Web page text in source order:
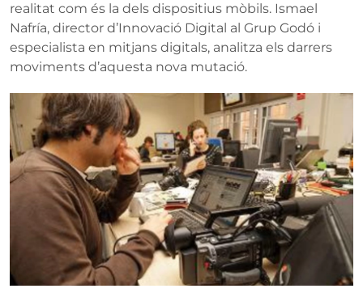
realitat com és la dels dispositius mòbils. Ismael
Nafría, director d’Innovació Digital al Grup Godó i
especialista en mitjans digitals, analitza els darrers
moviments d’aquesta nova mutació.